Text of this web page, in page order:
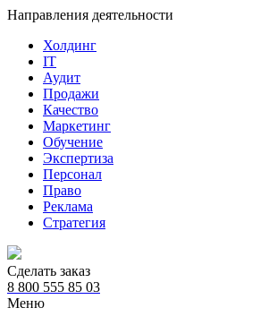
Направления деятельности
Холдинг
IT
Аудит
Продажи
Качество
Маркетинг
Обучение
Экспертиза
Персонал
Право
Реклама
Стратегия
Сделать заказ
8 800 555 85 03
Меню